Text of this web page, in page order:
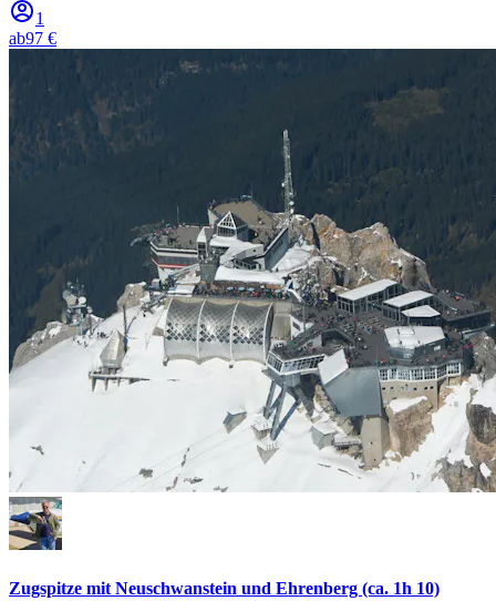
1
ab97 €
Zugspitze mit Neuschwanstein und Ehrenberg (ca. 1h 10)